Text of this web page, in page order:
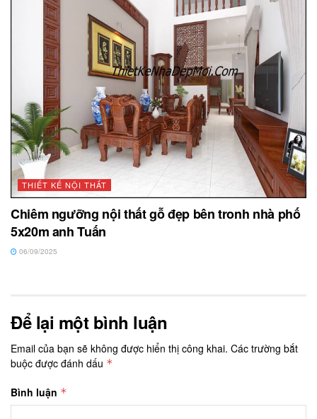
THIẾT KẾ NỘI THẤT
Chiêm ngưỡng nội thất gỗ đẹp bên tronh nhà phố
5x20m anh Tuấn
06/09/2025
Để lại một bình luận
Email của bạn sẽ không được hiển thị công khai. Các trường bắt
buộc được đánh dấu *
Bình luận *